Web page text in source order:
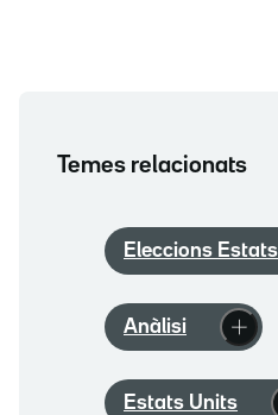
Temes relacionats
Eleccions
2024
Anàlisi
Estats Units